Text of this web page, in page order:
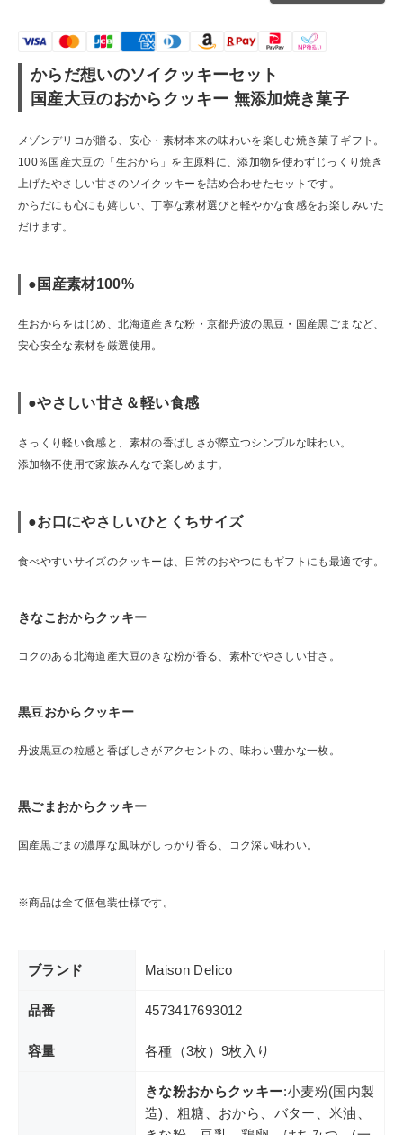
お問い合わせ
ショップリスト
からだ想いのソイクッキーセット
国産大豆のおからクッキー 無添加焼き菓子
メゾンデリコが贈る、安心・素材本来の味わいを楽しむ焼き菓子ギフト。
100％国産大豆の「生おから」を主原料に、添加物を使わずじっくり焼き
上げたやさしい甘さのソイクッキーを詰め合わせたセットです。
からだにも心にも嬉しい、丁寧な素材選びと軽やかな食感をお楽しみいた
だけます。
●国産素材100%
生おからをはじめ、北海道産きな粉・京都丹波の黒豆・国産黒ごまなど、
安心安全な素材を厳選使用。
●やさしい甘さ＆軽い食感
さっくり軽い食感と、素材の香ばしさが際立つシンプルな味わい。
添加物不使用で家族みんなで楽しめます。
●お口にやさしいひとくちサイズ
食べやすいサイズのクッキーは、日常のおやつにもギフトにも最適です。
きなこおからクッキー
コクのある北海道産大豆のきな粉が香る、素朴でやさしい甘さ。
黒豆おからクッキー
丹波黒豆の粒感と香ばしさがアクセントの、味わい豊かな一枚。
黒ごまおからクッキー
国産黒ごまの濃厚な風味がしっかり香る、コク深い味わい。
※商品は全て個包装仕様です。
ブランド Maison Delico
品番 4573417693012
容量 各種（3枚）9枚入り
きな粉おからクッキー:小麦粉(国内製
造)、粗糖、おから、バター、米油、